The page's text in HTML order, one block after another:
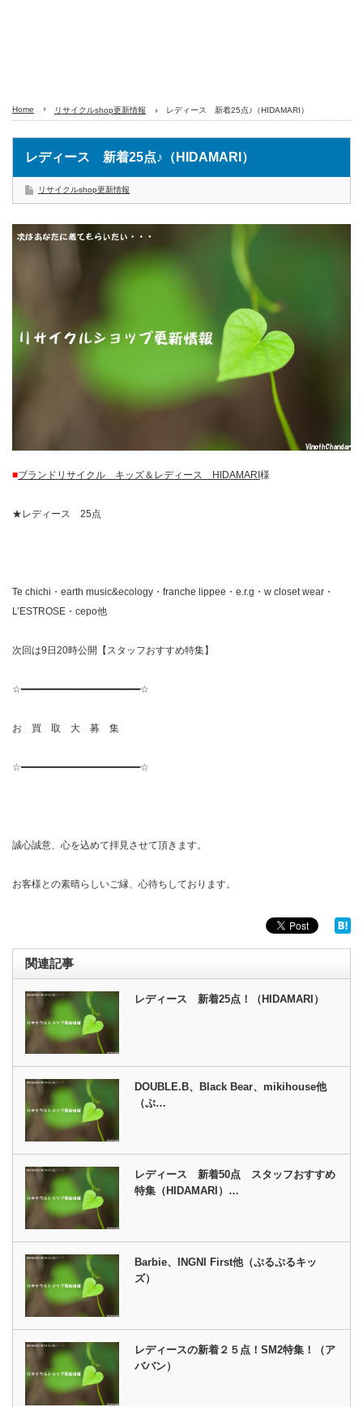
Home リサイクルshop更新情報 レディース 新着25点♪（HIDAMARI）
レディース 新着25点♪（HIDAMARI）
リサイクルshop更新情報
■ブランドリサイクル キッズ＆レディース HIDAMARI様
★レディース 25点
Te chichi・earth music&ecology・franche lippee・e.r.g・w closet wear・
L’ESTROSE・cepo他
次回は9日20時公開【スタッフおすすめ特集】
☆━━━━━━━━━━━━━━━━━━━━━☆
お 買 取 大 募 集
☆━━━━━━━━━━━━━━━━━━━━━☆
誠心誠意、心を込めて拝見させて頂きます。
お客様との素晴らしいご縁、心待ちしております。
関連記事
レディース 新着25点！（HIDAMARI）
DOUBLE.B、Black Bear、mikihouse他
（ぷ…
レディース 新着50点 スタッフおすすめ
特集（HIDAMARI）…
Barbie、INGNI First他（ぷるぷるキッ
ズ）
レディースの新着２５点！SM2特集！（ア
ババン）